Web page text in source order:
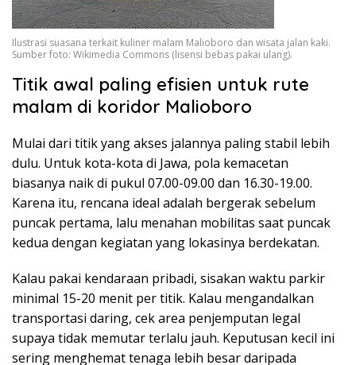
Ilustrasi suasana terkait kuliner malam Malioboro dan wisata jalan kaki.
Sumber foto: Wikimedia Commons (lisensi bebas pakai ulang).
Titik awal paling efisien untuk rute
malam di koridor Malioboro
Mulai dari titik yang akses jalannya paling stabil lebih
dulu. Untuk kota-kota di Jawa, pola kemacetan
biasanya naik di pukul 07.00-09.00 dan 16.30-19.00.
Karena itu, rencana ideal adalah bergerak sebelum
puncak pertama, lalu menahan mobilitas saat puncak
kedua dengan kegiatan yang lokasinya berdekatan.
Kalau pakai kendaraan pribadi, sisakan waktu parkir
minimal 15-20 menit per titik. Kalau mengandalkan
transportasi daring, cek area penjemputan legal
supaya tidak memutar terlalu jauh. Keputusan kecil ini
sering menghemat tenaga lebih besar daripada